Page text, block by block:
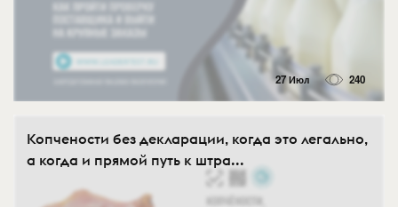
27 Июл 240
Копчености без декларации, когда это легально,
а когда и прямой путь к штра...